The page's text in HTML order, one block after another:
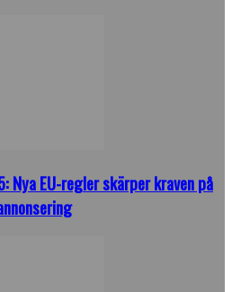
Nya EU-regler skärper kraven på